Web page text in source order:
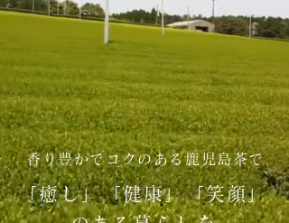
香り豊かでコクのある鹿児島茶で
「癒し」「健康」「笑顔」